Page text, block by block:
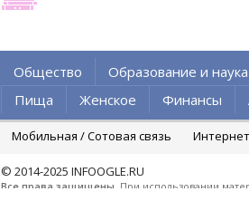
Общество Образование и наука
Пища
Женское Финансы
Мобильная / Сотовая связь Интернет
© 2014-2025 INFOOGLE.RU
Все права защищены . При использовании